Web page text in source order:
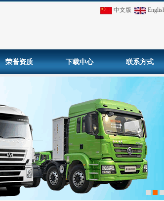
中文版
荣誉资质 下载中心 联系方式